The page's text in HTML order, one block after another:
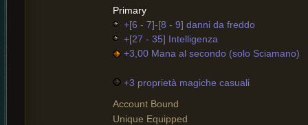
Primary
+[6 - 7]-[8 - 9] danni da freddo
+[27 - 35] Intelligenza
+3,00 Mana al secondo (solo Sciamano)
+3 proprietà magiche casuali
Account Bound
Unique Equipped